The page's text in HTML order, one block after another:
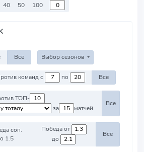
40 50 100
Все Выбор сезонов
Против команд с по Все
ТОП-
за
матчей
Все
соп.
1.5
Победа от
до
Все